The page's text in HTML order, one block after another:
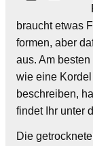
braucht etwas
formen, aber
aus. Am
wie eine
beschreiben,
findet Ihr unter
Die